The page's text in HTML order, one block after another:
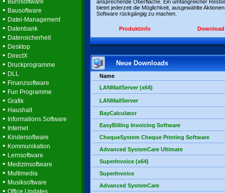
Bürosoftware
• Bausoftware
• Datei-Management
• Datenbank
• Datensicherheit
• Desktop
• DirectX
• Druckprogramme
• DLL
• Finanzsoftware
• Fun Programme
• Grafik
• Haushalt
• Informations Software
• Internet
• Kindersoftware
• Kommunikation
• Lernsoftware
• Medizinsoftware
• Multimedia
• Musiksoftware
• Office Updates
ansprechende Oberfläche. Ein umfangreicher
bietet jederzeit die Möglichkeit, ausgewählte
Software rückgängig zu machen.
Produktinfo Download
Neue Downloads
Name
LANMailServer (x64)
LANMailServer
BayCalculator
EasyBilling Invoicing Software
ChequeSystem Cheque Printing Software
Advanced SystemCare Ultimate
SuperInvoice (x64)
SuperInvoice
Advanced SystemCare